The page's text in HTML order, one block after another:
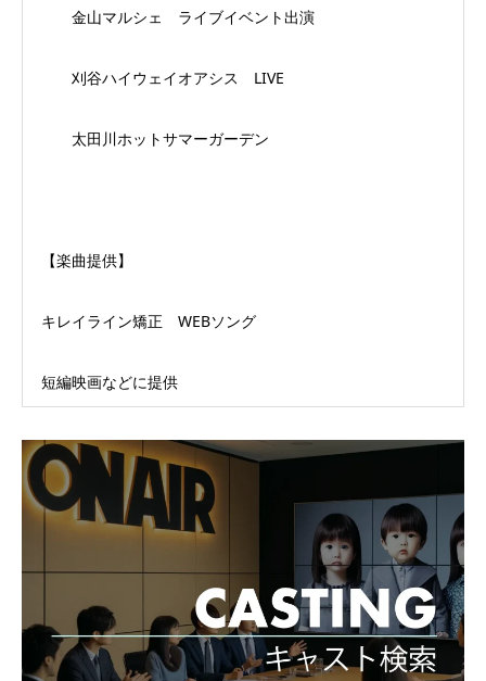
金山マルシェ ライブイベント出演
刈谷ハイウェイオアシス LIVE
太田川ホットサマーガーデン
【楽曲提供】
キレイライン矯正 WEBソング
短編映画などに提供